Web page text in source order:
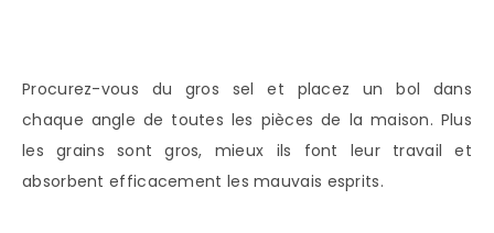
Procurez-vous du gros sel et placez un bol dans
chaque angle de toutes les pièces de la maison. Plus
les grains sont gros, mieux ils font leur travail et
absorbent efficacement les mauvais esprits.